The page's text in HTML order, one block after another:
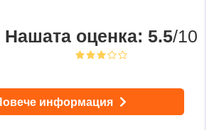
Нашата оценка: 5.5/10
информация